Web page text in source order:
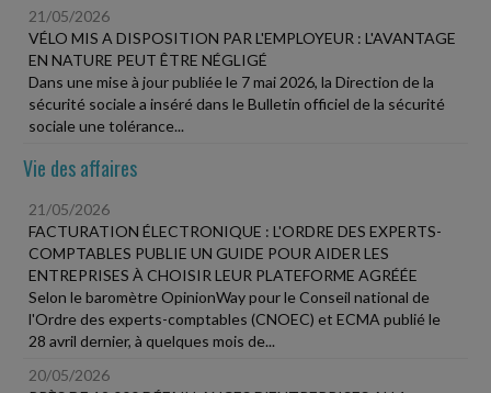
21/05/2026
VÉLO MIS A DISPOSITION PAR L'EMPLOYEUR : L'AVANTAGE
EN NATURE PEUT ÊTRE NÉGLIGÉ
Dans une mise à jour publiée le 7 mai 2026, la Direction de la
sécurité sociale a inséré dans le Bulletin officiel de la sécurité
sociale une tolérance...
Vie des affaires
21/05/2026
FACTURATION ÉLECTRONIQUE : L'ORDRE DES EXPERTS-
COMPTABLES PUBLIE UN GUIDE POUR AIDER LES
ENTREPRISES À CHOISIR LEUR PLATEFORME AGRÉÉE
Selon le baromètre OpinionWay pour le Conseil national de
l'Ordre des experts-comptables (CNOEC) et ECMA publié le
28 avril dernier, à quelques mois de...
20/05/2026